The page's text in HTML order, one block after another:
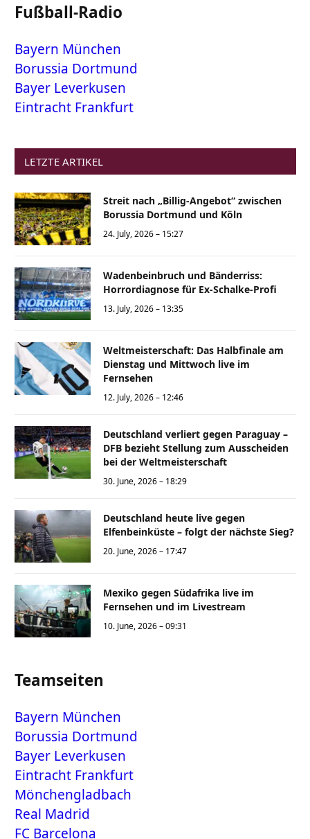
Fußball-Radio
Bayern München
Borussia Dortmund
Bayer Leverkusen
Eintracht Frankfurt
LETZTE ARTIKEL
Streit nach „Billig-Angebot“ zwischen
Borussia Dortmund und Köln
24. July, 2026 – 15:27
Wadenbeinbruch und Bänderriss:
Horrordiagnose für Ex-Schalke-Profi
13. July, 2026 – 13:35
Weltmeisterschaft: Das Halbfinale am
Dienstag und Mittwoch live im
Fernsehen
12. July, 2026 – 12:46
Deutschland verliert gegen Paraguay –
DFB bezieht Stellung zum Ausscheiden
bei der Weltmeisterschaft
30. June, 2026 – 18:29
Deutschland heute live gegen
Elfenbeinküste – folgt der nächste Sieg?
20. June, 2026 – 17:47
Mexiko gegen Südafrika live im
Fernsehen und im Livestream
10. June, 2026 – 09:31
Teamseiten
Bayern München
Borussia Dortmund
Bayer Leverkusen
Eintracht Frankfurt
Mönchengladbach
Real Madrid
FC Barcelona